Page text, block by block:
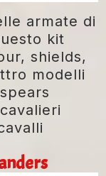
armate di
kit
shields,
modelli